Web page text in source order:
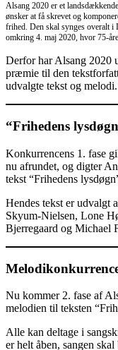
Alsang 2020 er et
ønsker at få skrevet og
frihed. Den skal synges overalt i
omkring 4. maj 2020, hvor 75-
Derfor har Alsang 2020
præmie til den
udvalgte tekst og melodi.
“Frihedens
Konkurrencens 1. fase
nu afrundet, og digter
tekst “Frihedens
Hendes tekst er udvalgt
Skyum-Nielsen, Lone
Bjerregaard og Michael
Nu kommer 2. fase af
melodien til teksten
Alle kan deltage i
er helt åben, sangen